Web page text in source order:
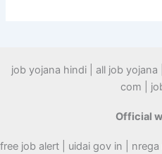
job yojana hindi | all job
com |
Official
free job alert | uidai gov in | nrega